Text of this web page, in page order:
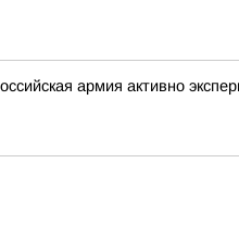
армия активно